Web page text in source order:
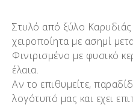
Στυλό από ξύλο
χειροποίητα με ασημί
Φινιρισμένο με φυσικό
έλαια.
Αν το επιθυμείτε,
λογότυπό μας και εχει